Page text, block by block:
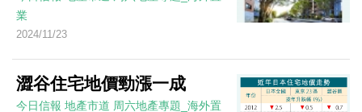
業
2024/11/23
澀谷住宅地價勁漲一成
今日信報 地產市道 周六地產專題_海外置